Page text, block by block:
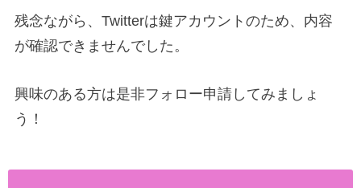
残念ながら、Twitterは鍵アカウントのため、内容
が確認できませんでした。
興味のある方は是非フォロー申請してみましょ
う！